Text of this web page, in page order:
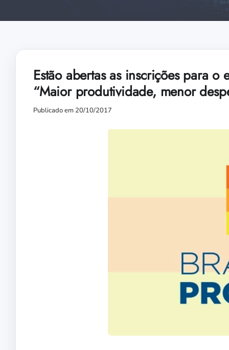
Estão abertas as inscrições para
“Maior produtividade, menor
Publicado em 20/10/2017